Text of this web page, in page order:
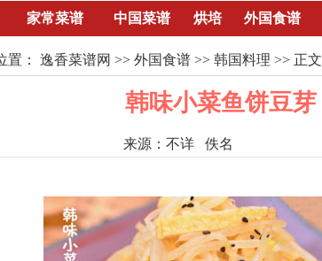
家常菜谱 中国菜谱 烘培 外国食谱
置： 逸香菜谱网 >> 外国食谱 >> 韩国料理 >> 正文
韩味小菜鱼饼豆芽
来源： 不详 佚名